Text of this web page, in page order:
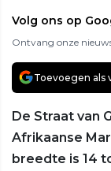
Volg ons op
Ontvang onze
Toevoegen als
De Straat van
Afrikaanse
breedte is 14